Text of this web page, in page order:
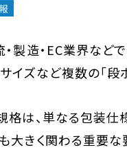
・製造・EC業界など
サイズなど複数の「
格は、単なる包装仕
大きく関わる重要